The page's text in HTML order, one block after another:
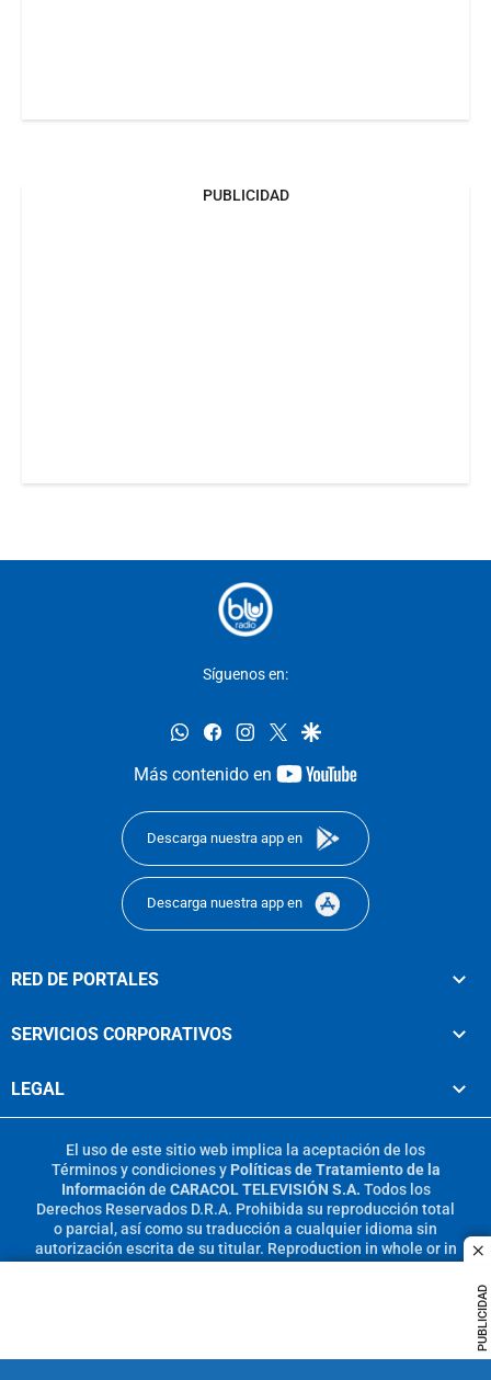
PUBLICIDAD
PUBLICIDAD
Síguenos en:
whatsappfacebookinstagram
twittergoogle
Más contenido en
youtube-
Descarga nuestra app en
Descarga nuestra app en
RED DE PORTALES
SERVICIOS CORPORATIVOS
LEGAL
El uso de este sitio web implica la aceptación de los
Términos y condicionesy Políticas de Tratamiento de la
Información de CARACOL TELEVISIÓN S.A. Todos los
Derechos Reservados D.R.A. Prohibida su reproducción total
o parcial, así como su traducción a cualquier idioma sin
autorización escrita de su titular. Reproduction in whole or in